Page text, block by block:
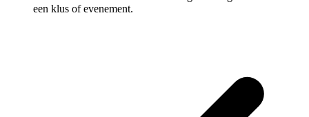
een klus of evenement.